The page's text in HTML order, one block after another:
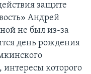
защите
Андрей
не был из-за
день рождения
которого